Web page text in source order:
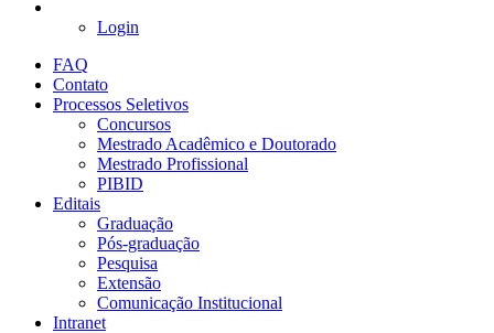
Login
FAQ
Contato
Processos Seletivos
Concursos
Mestrado Acadêmico e Doutorado
Mestrado Profissional
PIBID
Editais
Graduação
Pós-graduação
Pesquisa
Extensão
Comunicação Institucional
Intranet